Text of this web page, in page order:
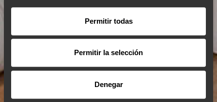
Permitir todas
Permitir la selección
Denegar